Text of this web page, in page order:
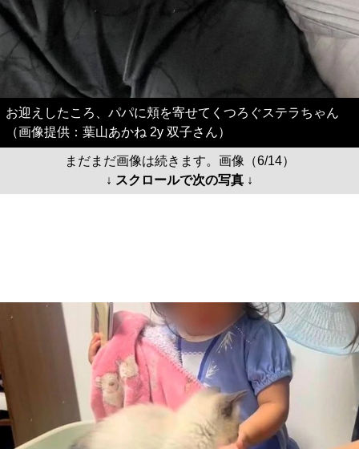
お迎えしたころ、パパに頬を寄せてくつろぐステラちゃん
（画像提供：葉山あかね 2y 双子さん）
まだまだ画像は続きます。画像（6/14）
↓ スクロールで次の写真 ↓